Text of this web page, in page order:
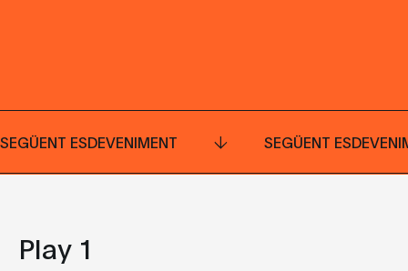
SEGÜENT ESDEVENIMENT SEGÜENT
Play 1